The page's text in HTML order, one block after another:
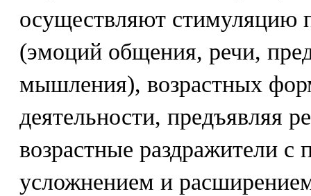
осуществляют стимуляцию
(эмоций общения, речи,
мышления), возрастных
деятельности, предъявляя
возрастные раздражители с
усложнением и